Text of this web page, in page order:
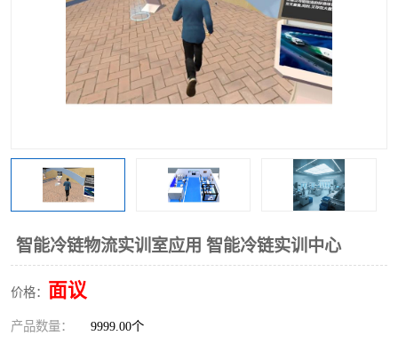
智能冷链物流实训室应用 智能冷链实训中心
价格： 面议
产品数量： 9999.00个